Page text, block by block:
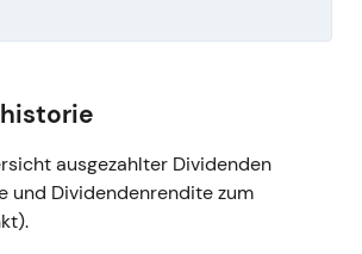
ausgezahlter Dividenden
und Dividendenrendite zum